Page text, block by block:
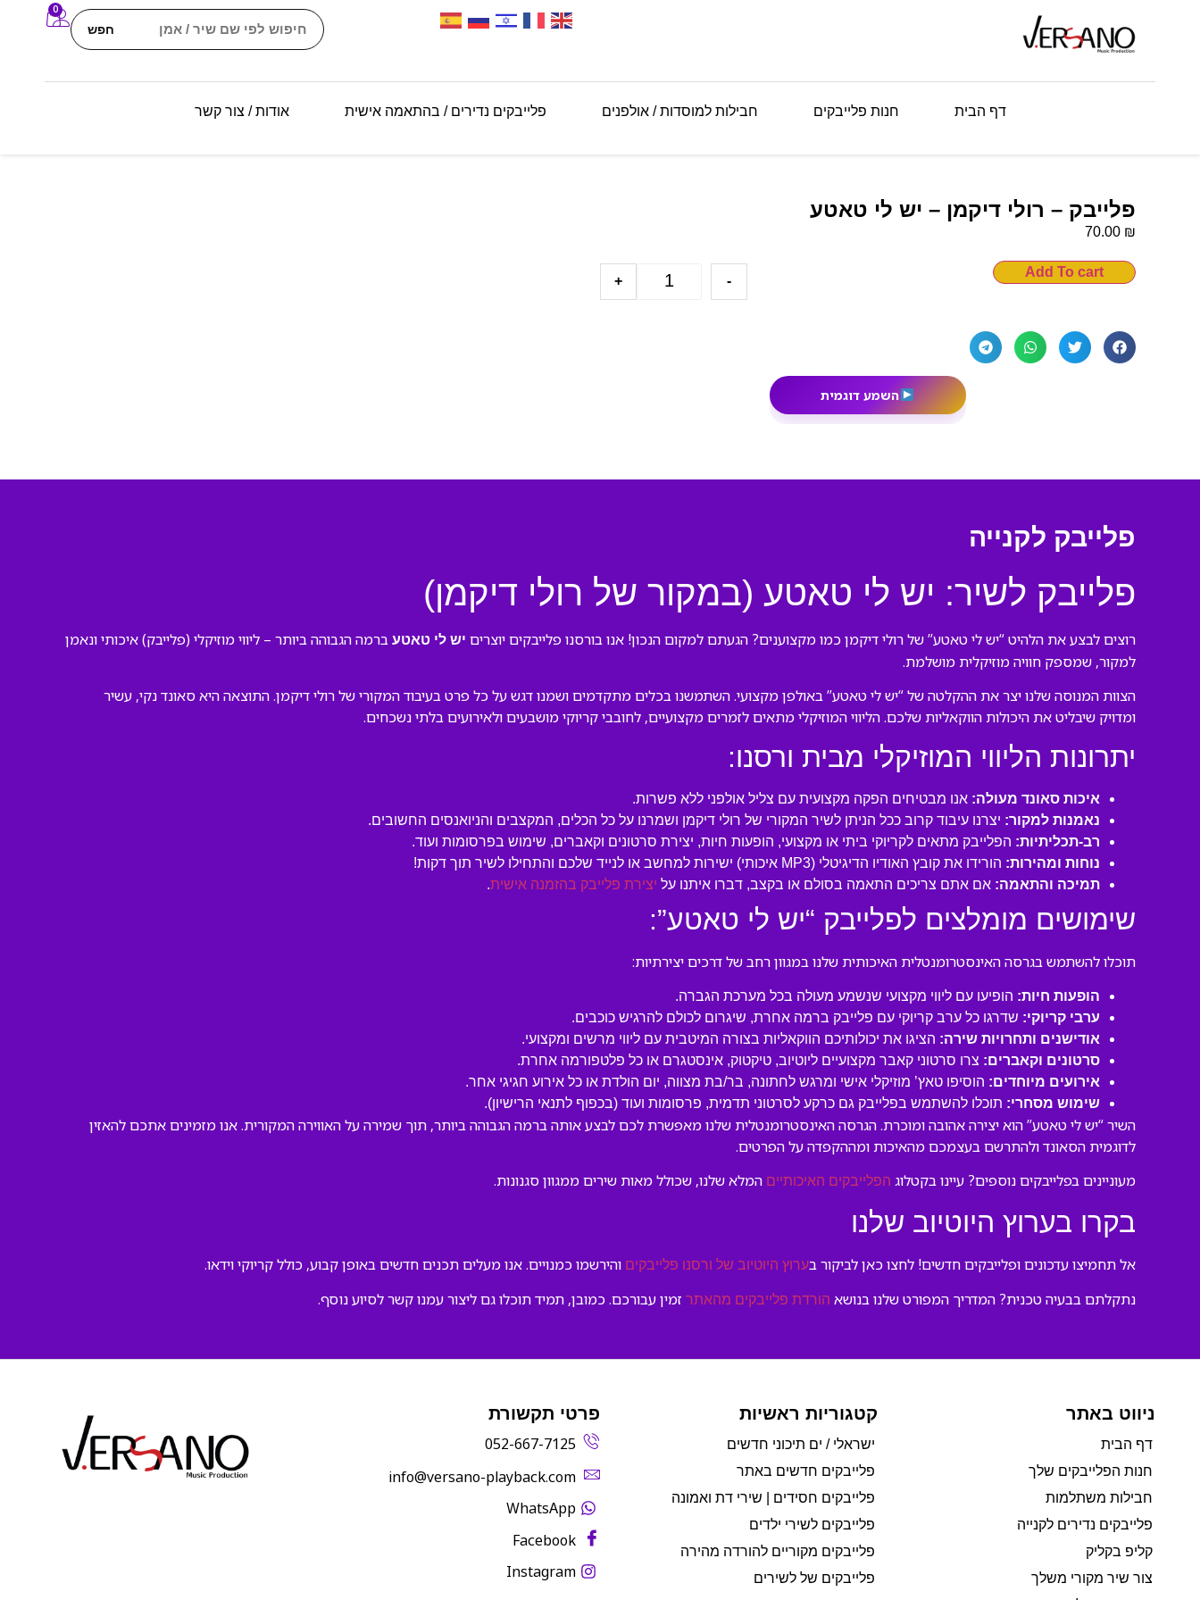
חפש
0
דף הבית חנות פלייבקים חבילות למוסדות / אולפנים פלייבקים נדירים / בהתאמה אישית אודות / צור קשר
פלייבק – רולי דיקמן – יש לי טאטע
70.00 ₪
-
+
Add To cart
השמע דוגמית
פלייבק לקנייה
פלייבק לשיר: יש לי טאטע (במקור של רולי דיקמן)
רוצים לבצע את הלהיט “יש לי טאטע” של רולי דיקמן כמו מקצוענים? הגעתם למקום הנכון! אנו בורסנו פלייבקים יוצרים יש לי טאטע ברמה הגבוהה ביותר – ליווי מוזיקלי (פלייבק) איכותי ונאמן
למקור, שמספק חוויה מוזיקלית מושלמת.
הצוות המנוסה שלנו יצר את ההקלטה של “יש לי טאטע” באולפן מקצועי. השתמשנו בכלים מתקדמים ושמנו דגש על כל פרט בעיבוד המקורי של רולי דיקמן. התוצאה היא סאונד נקי, עשיר
ומדויק שיבליט את היכולות הווקאליות שלכם. הליווי המוזיקלי מתאים לזמרים מקצועיים, לחובבי קריוקי מושבעים ולאירועים בלתי נשכחים.
יתרונות הליווי המוזיקלי מבית ורסנו:
איכות סאונד מעולה: אנו מבטיחים הפקה מקצועית עם צליל אולפני ללא פשרות.
נאמנות למקור: יצרנו עיבוד קרוב ככל הניתן לשיר המקורי של רולי דיקמן ושמרנו על כל הכלים, המקצבים והניואנסים החשובים.
רב-תכליתיות: הפלייבק מתאים לקריוקי ביתי או מקצועי, הופעות חיות, יצירת סרטונים וקאברים, שימוש בפרסומות ועוד.
נוחות ומהירות: הורידו את קובץ האודיו הדיגיטלי (MP3 איכותי) ישירות למחשב או לנייד שלכם והתחילו לשיר תוך דקות!
תמיכה והתאמה: אם אתם צריכים התאמה בסולם או בקצב, דברו איתנו על יצירת פלייבק בהזמנה אישית.
שימושים מומלצים לפלייבק “יש לי טאטע”:
תוכלו להשתמש בגרסה האינסטרומנטלית האיכותית שלנו במגוון רחב של דרכים יצירתיות:
הופעות חיות: הופיעו עם ליווי מקצועי שנשמע מעולה בכל מערכת הגברה.
ערבי קריוקי: שדרגו כל ערב קריוקי עם פלייבק ברמה אחרת, שיגרום לכולם להרגיש כוכבים.
אודישנים ותחרויות שירה: הציגו את יכולותיכם הווקאליות בצורה המיטבית עם ליווי מרשים ומקצועי.
סרטונים וקאברים: צרו סרטוני קאבר מקצועיים ליוטיוב, טיקטוק, אינסטגרם או כל פלטפורמה אחרת.
אירועים מיוחדים: הוסיפו טאץ’ מוזיקלי אישי ומרגש לחתונה, בר/בת מצווה, יום הולדת או כל אירוע חגיגי אחר.
שימוש מסחרי: תוכלו להשתמש בפלייבק גם כרקע לסרטוני תדמית, פרסומות ועוד (בכפוף לתנאי הרישיון).
השיר “יש לי טאטע” הוא יצירה אהובה ומוכרת. הגרסה האינסטרומנטלית שלנו מאפשרת לכם לבצע אותה ברמה הגבוהה ביותר, תוך שמירה על האווירה המקורית. אנו מזמינים אתכם להאזין
לדוגמית הסאונד ולהתרשם בעצמכם מהאיכות ומההקפדה על הפרטים.
מעוניינים בפלייבקים נוספים? עיינו בקטלוג הפלייבקים האיכותיים המלא שלנו, שכולל מאות שירים ממגוון סגנונות.
בקרו בערוץ היוטיוב שלנו
אל תחמיצו עדכונים ופלייבקים חדשים! לחצו כאן לביקור בערוץ היוטיוב של ורסנו פלייבקים והירשמו כמנויים. אנו מעלים תכנים חדשים באופן קבוע, כולל קריוקי וידאו.
נתקלתם בבעיה טכנית? המדריך המפורט שלנו בנושא הורדת פלייבקים מהאתר זמין עבורכם. כמובן, תמיד תוכלו גם ליצור עמנו קשר לסיוע נוסף.
ניווט באתר
דף הבית
חנות הפלייבקים שלך
חבילות משתלמות
פלייבקים נדירים לקנייה
קליפ בקליק
צור שיר מקורי משלך
קטגוריות ראשיות
ישראלי / ים תיכוני חדשים
פלייבקים חדשים באתר
פלייבקים חסידים | שירי דת ואמונה
פלייבקים לשירי ילדים
פלייבקים מקוריים להורדה מהירה
פלייבקים של לשירים
פרטי תקשורת
052-667-7125
‫info@versano-playback.com‬
WhatsApp
Facebook
Instagram